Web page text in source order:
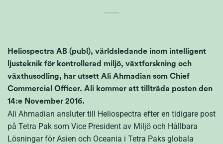
Heliospectra AB (publ), världsledande inom intelligent
ljusteknik för kontrollerad miljö, växtforskning och
växthusodling, har utsett Ali Ahmadian som Chief
Commercial Officer. Ali kommer att tillträda posten den
14:e November 2016.
Ali Ahmadian ansluter till Heliospectra efter en tidigare post
på Tetra Pak som Vice President av Miljö och Hållbara
Lösningar för Asien och Oceania i Tetra Paks globala